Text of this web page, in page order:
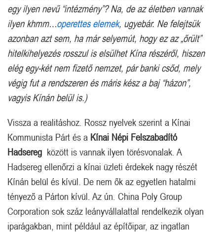
egy ilyen nevű “intézmény”? Na, de az életben vannak
ilyen khmm…operettes elemek, ugyebár. Ne felejtsük
azonban azt sem, ha már selyemút, hogy ez az „őrült”
hitelkihelyezés rosszul is elsülhet Kína részéről, hiszen
elég egy-két nem fizető nemzet, pár banki csőd, mely
végig fut a rendszeren és máris kész a baj “házon”,
vagyis Kínán belül is.)
Vissza a realitáshoz. Rossz nyelvek szerint a Kínai
Kommunista Párt és a Kínai Népi Felszabadító
Hadsereg között is vannak ilyen törésvonalak. A
Hadsereg ellenőrzi a kínai üzleti érdekek nagy részét
Kínán belül és kívül. De nem ők az egyetlen hatalmi
tényező a Párton kívül. Az ún. China Poly Group
Corporation sok száz leányvállalattal rendelkezik olyan
iparágakban, mint például az építőipar, az ingatlan